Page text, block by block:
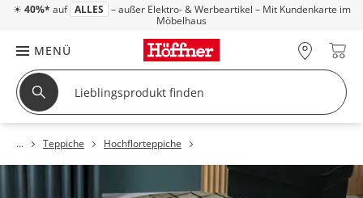
☀ 40%* auf ALLES – außer Elektro- & Werbeartikel – Mit Kundenkarte im
Möbelhaus
MENÜ
Teppiche Hochflorteppiche